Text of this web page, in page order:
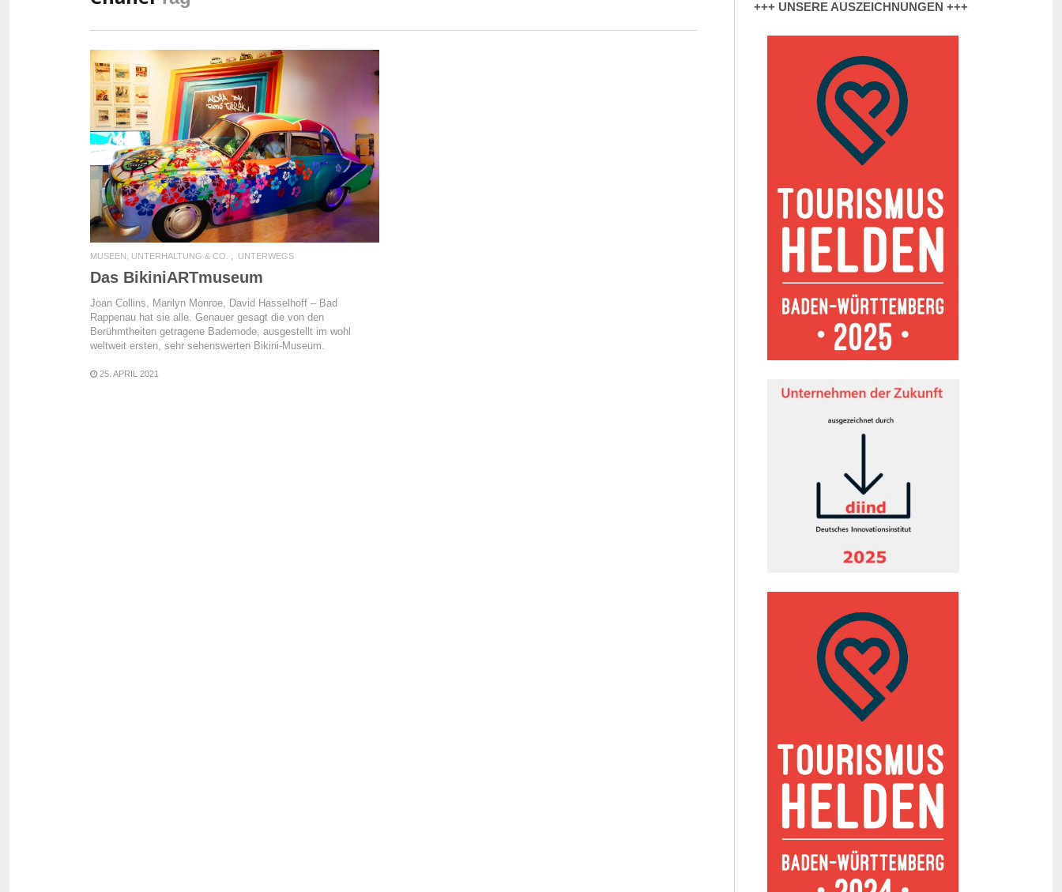
READ MORE
MUSEEN, UNTERHALTUNG & CO. UNTERWEGS
Das BikiniARTmuseum
Joan Collins, Marilyn Monroe, David Hasselhoff – Bad
Rappenau hat sie alle. Genauer gesagt die von den
Berühmtheiten getragene Bademode, ausgestellt im wohl
weltweit ersten, sehr sehenswerten Bikini-Museum.
25. APRIL 2021
+++ UNSERE AUSZEICHNUNGEN +++